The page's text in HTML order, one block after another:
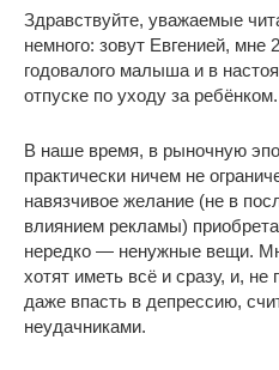
Здравствуйте, уважаемые
немного: зовут Евгенией,
годовалого малыша и в
отпуске по уходу за ребёнком.
В наше время, в рыночную
практически ничем не
навязчивое желание (не в
влиянием рекламы)
нередко — ненужные вещи.
хотят иметь всё и сразу, и,
даже впасть в депрессию,
неудачниками.